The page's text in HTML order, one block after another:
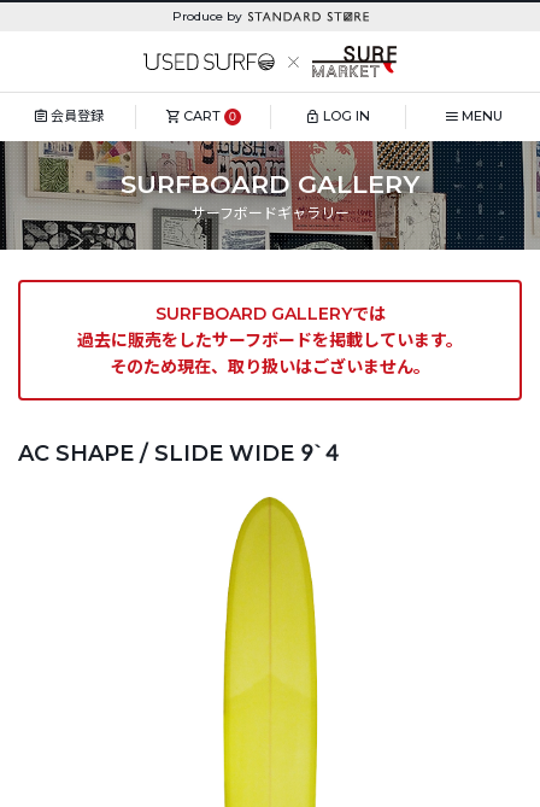
Produce by
会員登録 CART 0 LOG IN MENU
SURFBOARD GALLERY
サーフボードギャラリー
SURFBOARD GALLERYでは
過去に販売をしたサーフボードを掲載しています。
そのため現在、取り扱いはございません。
AC SHAPE / SLIDE WIDE 9`4